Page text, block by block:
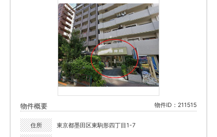
物件概要 物件ID：211515
住所 東京都墨田区東駒形四丁目1-7